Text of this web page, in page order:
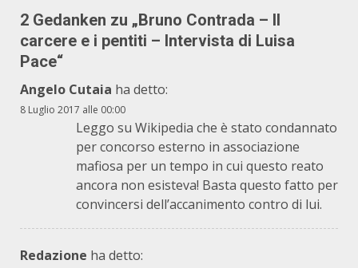
2 Gedanken zu „Bruno Contrada – Il
carcere e i pentiti – Intervista di Luisa
Pace“
Angelo Cutaia ha detto:
8 Luglio 2017 alle 00:00
Leggo su Wikipedia che è stato condannato
per concorso esterno in associazione
mafiosa per un tempo in cui questo reato
ancora non esisteva! Basta questo fatto per
convincersi dell’accanimento contro di lui.
Redazione ha detto: